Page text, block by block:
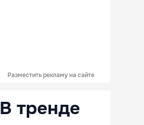
Разместить рекламу на сайте
В тренде